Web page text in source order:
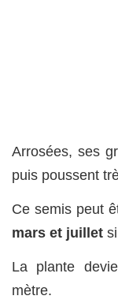
Arrosées, ses
puis poussent
Ce semis peut
mars et juillet
La plante
mètre.